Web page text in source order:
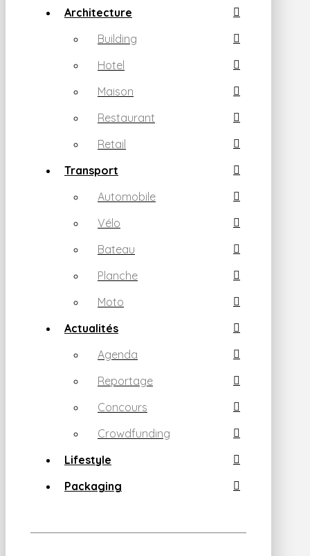
Architecture
Building
Hotel
Maison
Restaurant
Retail
Transport
Automobile
Vélo
Bateau
Planche
Moto
Actualités
Agenda
Reportage
Concours
Crowdfunding
Lifestyle
Packaging